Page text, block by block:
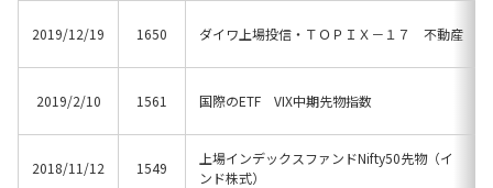
2019/12/19 1650 ダイワ上場投信・ＴＯＰＩＸ－１７ 不動産
2019/2/10 1561 国際のETF VIX中期先物指数
2018/11/12 1549
上場インデックスファンドNifty50先物（イ
ンド株式）